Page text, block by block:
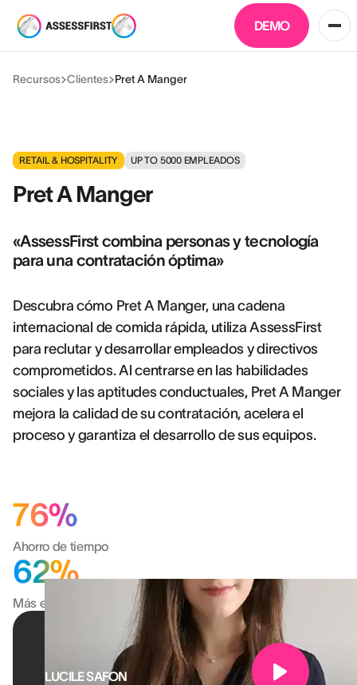
DEMO
Recursos Clientes Pret A Manger
RETAIL & HOSPITALITY UP TO 5000 EMPLEADOS
Pret A Manger
«AssessFirst combina personas y tecnología
para una contratación óptima»
Descubra cómo Pret A Manger, una cadena
internacional de comida rápida, utiliza AssessFirst
para reclutar y desarrollar empleados y directivos
comprometidos. Al centrarse en las habilidades
sociales y las aptitudes conductuales, Pret A Manger
mejora la calidad de su contratación, acelera el
proceso y garantiza el desarrollo de sus equipos.
76%
Ahorro de tiempo
62%
Más eficiente
LUCILE SAFON